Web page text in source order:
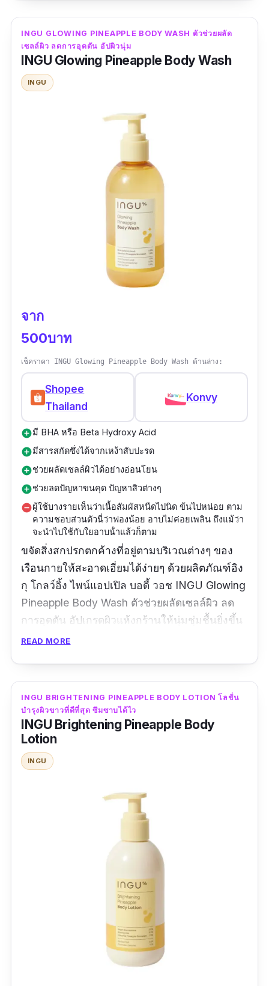
รุงผิวหน้า ผู้หญิงก็ใช้ได้ ผู้ชายเองก็ใช้ดี
ข้อมูลเฉพาะ
ผลิตภัณฑ์มาในไซซ์กำลังดี ใช้
INGU GLOWING PINEAPPLE BODY WASH ตัวช่วยผลัด
เซลล์ผิว ลดการอุดตัน อัปผิวนุ่ม
INGU Glowing Pineapple Body Wash
INGU
จาก
500บาท
เช็คราคา INGU Glowing Pineapple Body Wash ด้านล่าง:
Shopee
Thailand
Konvy
add_circleมี BHA หรือ Beta Hydroxy Acid
add_circleมีสารสกัดซึ่งได้จากเหง้าสับปะรด
add_circleช่วยผลัดเซลล์ผิวได้อย่างอ่อนโยน
add_circleช่วยลดปัญหาขนคุด ปัญหาสิวต่างๆ
remove_circleผู้ใช้บางรายเห็นว่าเนื้อสัมผัสหนืดไปนิด ข้นไปหน่อย ตาม
ความชอบส่วนตัวนี่ว่าฟองน้อย อาบไม่ค่อยเพลิน ถึงแม้ว่า
จะนำไปใช้กับใยอาบน้ําแล้วก็ตาม
ขจัดสิ่งสกปรกตกค้างที่อยู่ตามบริเวณต่างๆ ของ
เรือนกายให้สะอาดเอี่ยมได้ง่ายๆ ด้วยผลิตภัณฑ์อิง
กุ โกลว์อิ้ง ไพน์แอปเปิล บอดี้ วอช INGU Glowing
Pineapple Body Wash ตัวช่วยผลัดเซลล์ผิว ลด
การอุดตัน อัปเกรดผิวแห้งกร้านให้นุ่มชุ่มชื้นยิ่งขึ้น
โดดเด่นด้วยการคุณค่าของ BHA ผสมผสานเข้ากับ
ทำความสะอาดสิ่งสกปรกอย่างล้ำลึก พร้อมเพิ่ม
ความชุ่มชื้นและผลัดเซลล์ผิวอย่างอ่อนโยน
ข้อมูลเฉพาะ
ปริมาณ :
ดูคลิปคุณอิ้งจบปุ๊บ กดซื้อปั๊บ เนื้อ
เหมือนเจลลี่เลอ ชอบ! หอมสับปะรดอ่อนๆ
READ MORE
INGU BRIGHTENING PINEAPPLE BODY LOTION โลชั่น
บํารุงผิวขาวที่ดีที่สุด ซึมซาบได้ไว
INGU Brightening Pineapple Body
Lotion
INGU